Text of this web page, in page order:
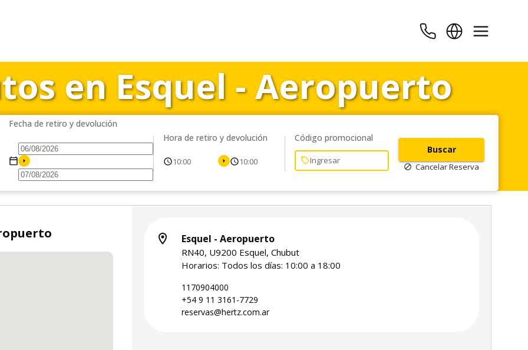
en Esquel - Aeropuerto
Fecha de retiro y devolución
Hora de retiro y devolución
10:00 10:00
Código promocional
Buscar
Cancelar Reserva
Esquel - Aeropuerto
RN40, U9200 Esquel, Chubut
Horarios: Todos los días: 10:00 a 18:00
1170904000
+54 9 11 3161-7729
reservas@hertz.com.ar